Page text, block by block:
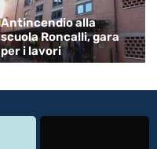
Antincendio alla
scuola Roncalli, gara
per i lavori